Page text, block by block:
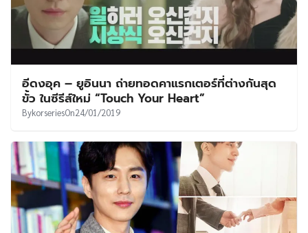
อีดงอุค – ยูอินนา ถ่ายทอดคาแรกเตอร์ที่ต่างกันสุด
ขั้ว ในซีรีส์ใหม่ “Touch Your Heart”
BykorseriesOn24/01/2019